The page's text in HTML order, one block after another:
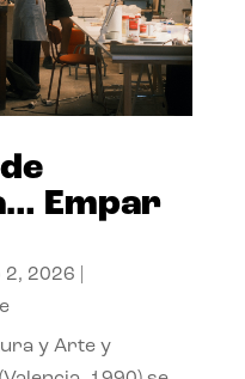
Empar
2, 2026
y Arte y